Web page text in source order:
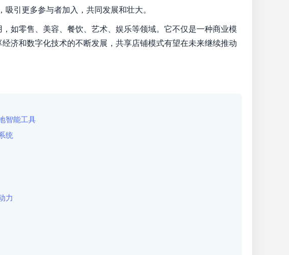
引更多参与者加入，共同发展和壮大。
如零售、美容、餐饮、艺术、娱乐等领域。它不仅是一种商业模
济和数字化技术的不断发展，共享店铺模式有望在未来继续推动
智能工具
统
力